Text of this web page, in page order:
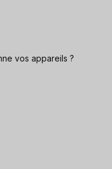
vos appareils ?